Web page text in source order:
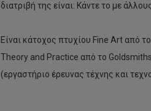
διατριβή της είναι: Κάντε το με
Είναι κάτοχος πτυχίου Fine Art από
Theory and Practice από το
(εργαστήριο έρευνας τέχνης και